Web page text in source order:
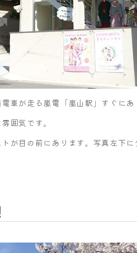
車が走る嵐電「嵐山駅」すぐに
囲気です。
が目の前にあります。写真左下